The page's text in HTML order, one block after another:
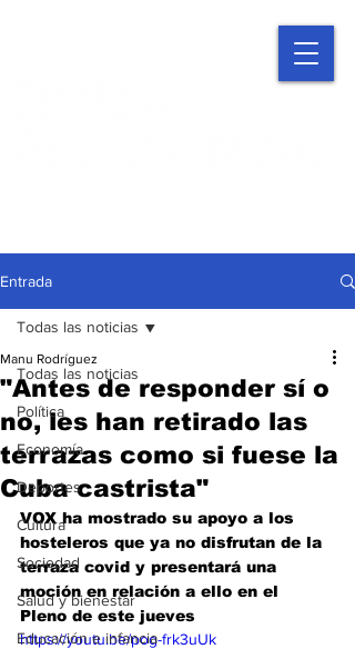
Entrada
Todas las noticias
Política
Economía
Deportes
Cultura
Sociedad
Salud y bienestar
Educación e infancia
Todas las noticias
"Antes de responder sí o
no, les han retirado las
terrazas como si fuese la
Cuba castrista"
Manu Rodríguez
VOX ha mostrado su apoyo a los
hosteleros que ya no disfrutan de la
terraza covid y presentará una
moción en relación a ello en el
Pleno de este jueves
https://youtu.be/pog-frk3uUk